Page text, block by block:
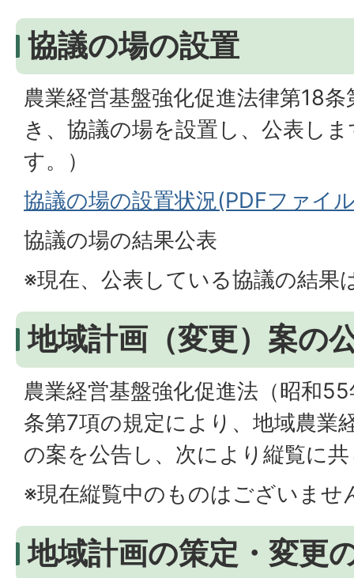
協議の場の設置
農業経営基盤強化促進法律第18
き、協議の場を設置し、公表し
す。）
協議の場の設置状況(PDFファイ
協議の場の結果公表
※現在、公表している協議の結果
地域計画（変更）案の
農業経営基盤強化促進法（昭和
条第7項の規定により、地域農業
の案を公告し、次により縦覧に
※現在縦覧中のものはございませ
地域計画の策定・変更